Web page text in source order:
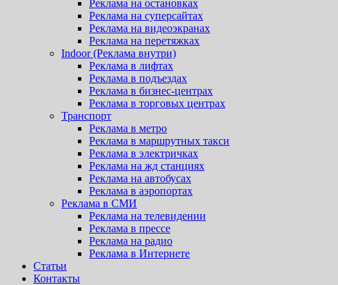
Реклама на остановках
Реклама на суперсайтах
Реклама на видеоэкранах
Реклама на перетяжках
Indoor (Реклама внутри)
Реклама в лифтах
Реклама в подъездах
Реклама в бизнес-центрах
Реклама в торговых центрах
Транспорт
Реклама в метро
Реклама в маршрутных такси
Реклама в электричках
Реклама на жд станциях
Реклама на автобусах
Реклама в аэропортах
Реклама в СМИ
Реклама на телевидении
Реклама в прессе
Реклама на радио
Реклама в Интернете
Статьи
Контакты